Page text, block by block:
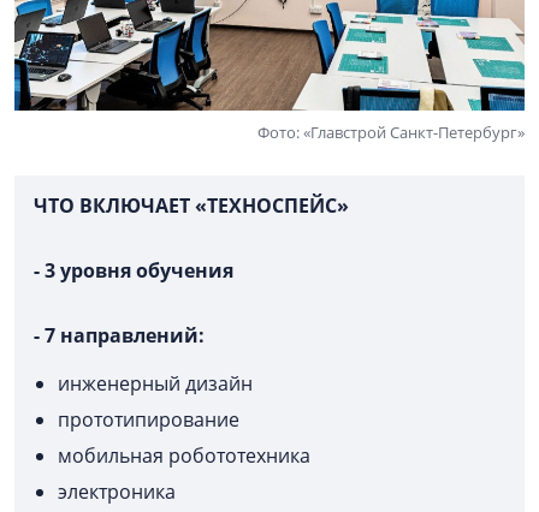
Фото: «Главстрой Санкт-Петербург»
ЧТО ВКЛЮЧАЕТ «ТЕХНОСПЕЙС»
- 3 уровня обучения
- 7 направлений:
инженерный дизайн
прототипирование
мобильная робототехника
электроника